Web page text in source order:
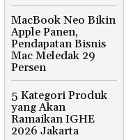
MacBook Neo Bikin
Apple Panen,
Pendapatan Bisnis
Mac Meledak 29
Persen
5 Kategori Produk
yang Akan
Ramaikan IGHE
2026 Jakarta